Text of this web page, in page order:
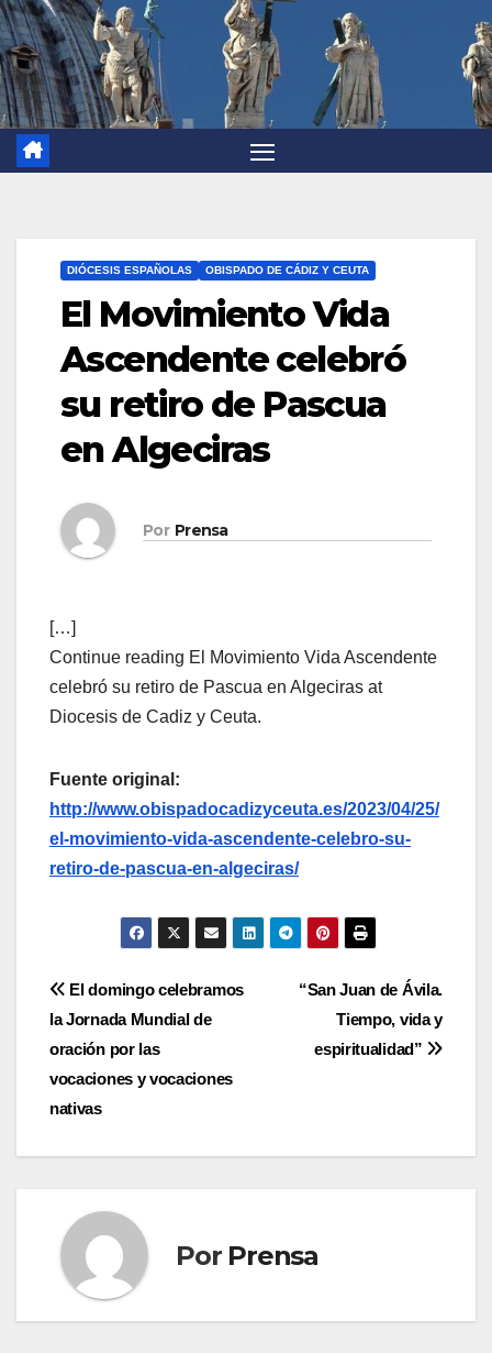
DIÓCESIS ESPAÑOLAS OBISPADO DE CÁDIZ Y CEUTA
El Movimiento Vida
Ascendente celebró
su retiro de Pascua
en Algeciras
Por Prensa
[…]
Continue reading El Movimiento Vida Ascendente
celebró su retiro de Pascua en Algeciras at
Diocesis de Cadiz y Ceuta.
Fuente original:
http://www.obispadocadizyceuta.es/2023/04/25/
el-movimiento-vida-ascendente-celebro-su-
retiro-de-pascua-en-algeciras/
Navegación
de
entradas
“San Juan de Ávila.
Tiempo, vida y
espiritualidad”
El domingo celebramos
la Jornada Mundial de
oración por las
vocaciones y vocaciones
nativas
Por Prensa